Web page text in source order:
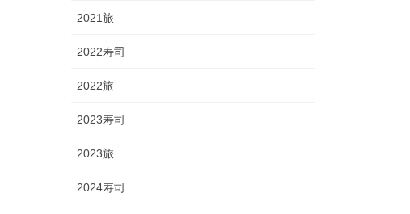
2021旅
2022寿司
2022旅
2023寿司
2023旅
2024寿司